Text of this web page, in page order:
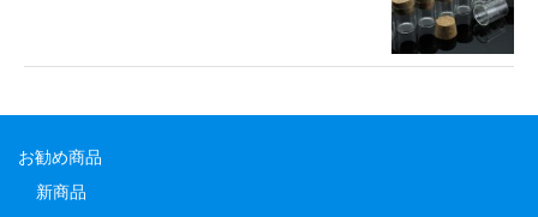
お勧め商品
新商品